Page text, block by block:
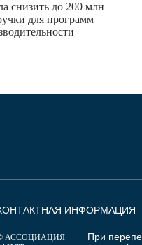
снизить до 200 млн
для программ
ИНФОРМАЦИЯ
АССОЦИАЦИЯ
При